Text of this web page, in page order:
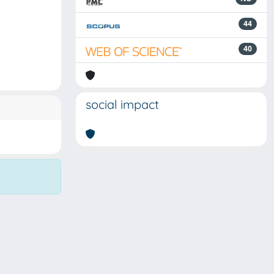
44
40
social impact